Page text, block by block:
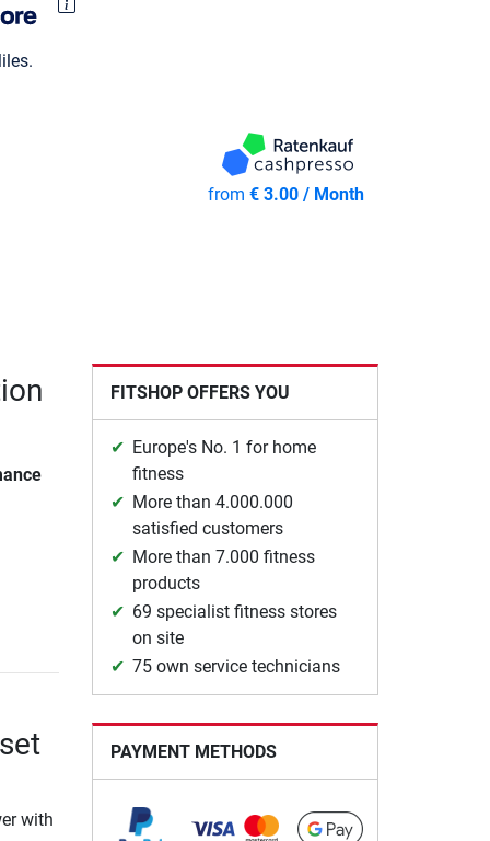
from € 3.00 / Month
with
FITSHOP OFFERS YOU
Europe's No. 1 for home
fitness
More than 4.000.000
satisfied customers
More than 7.000 fitness
products
69 specialist fitness stores
on site
75 own service technicians
PAYMENT METHODS